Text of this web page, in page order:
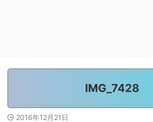
IMG_7428
2016年12月21日